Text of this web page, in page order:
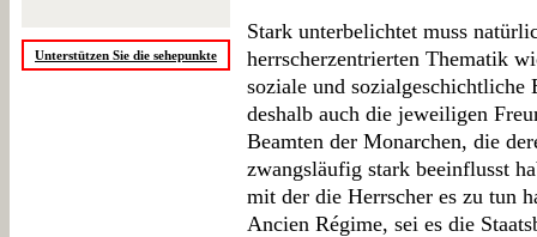
Unterstützen Sie die sehepunkte
Stark unterbelichtet muss
herrscherzentrierten Thematik
soziale und sozialgeschichtliche
deshalb auch die jeweiligen
Beamten der Monarchen, die
zwangsläufig stark beeinflusst
mit der die Herrscher es zu tun
Ancien Régime, sei es die